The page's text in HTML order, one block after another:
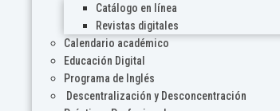
Catálogo en línea
Revistas digitales
Calendario académico
Educación Digital
Programa de Inglés
Descentralización y Desconcentración